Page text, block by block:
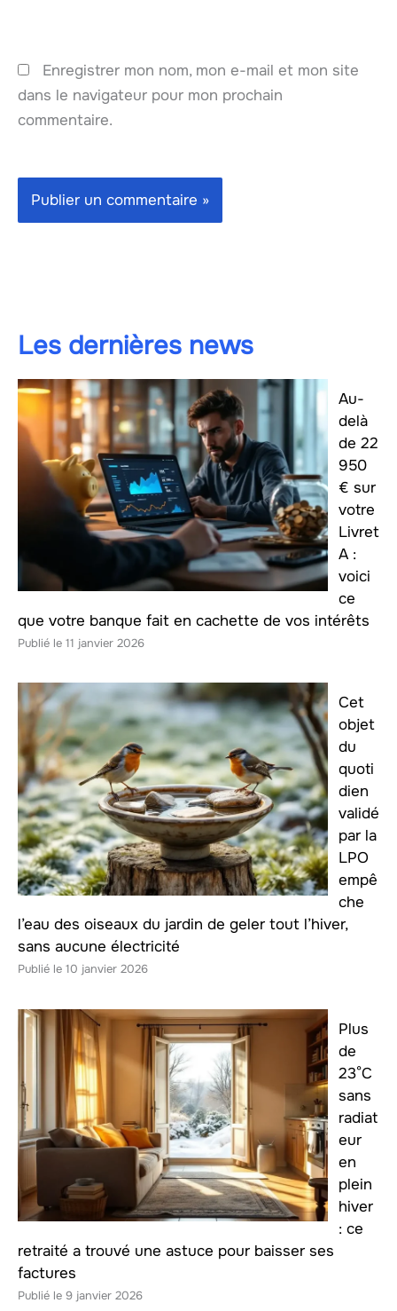
Enregistrer mon nom, mon e-mail et mon site
dans le navigateur pour mon prochain
commentaire.
Les dernières news
Au-
delà
de 22
950
€ sur
votre
Livret
A :
voici
ce
que votre banque fait en cachette de vos intérêts
11 janvier 2026
Cet
objet
du
quoti
dien
validé
par la
LPO
empê
che
l’eau des oiseaux du jardin de geler tout l’hiver,
sans aucune électricité
10 janvier 2026
Plus
de
23°C
sans
radiat
eur
en
plein
hiver
: ce
retraité a trouvé une astuce pour baisser ses
factures
9 janvier 2026